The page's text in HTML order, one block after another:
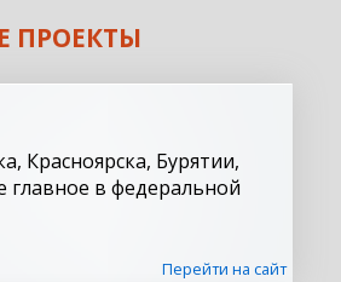
ПРОЕКТЫ
Красноярска, Бурятии,
главное в федеральной
Перейти на сайт